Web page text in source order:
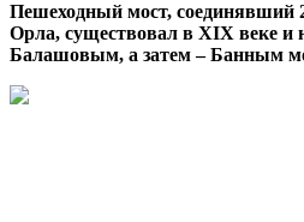
Пешеходный мост, соединявший
Орла, существовал в XIX веке и
Балашовым, а затем – Банным